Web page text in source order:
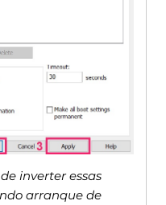
inverter essas
arranque de